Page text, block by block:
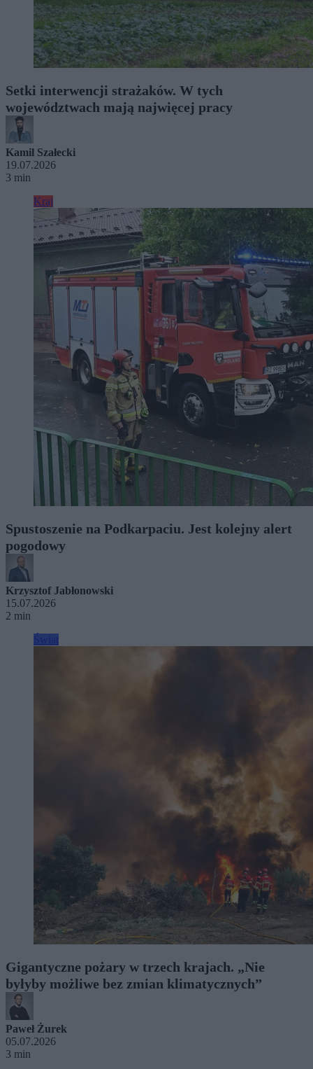
Setki interwencji strażaków. W tych
województwach mają najwięcej pracy
Kamil Szałecki
19.07.2026
3 min
Kraj
Spustoszenie na Podkarpaciu. Jest kolejny alert
pogodowy
Krzysztof Jabłonowski
15.07.2026
2 min
Gigantyczne pożary w trzech krajach. „Nie
byłyby możliwe bez zmian klimatycznych”
Paweł Żurek
05.07.2026
3 min